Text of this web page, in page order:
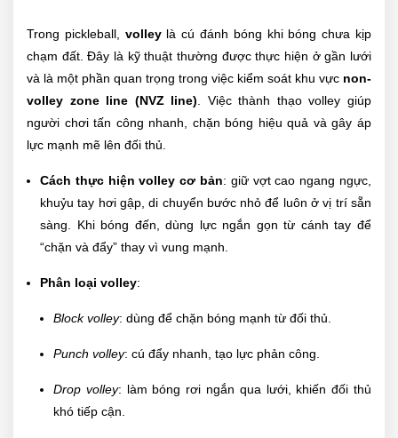
Trong pickleball, volleylà cú đánh bóng khi bóng chưa kịp
chạm đất. Đây là kỹ thuật thường được thực hiện ở gần lưới
và là một phần quan trọng trong việc kiểm soát khu vực non-
volley zone line (NVZ line) . Việc thành thạo volley giúp
người chơi tấn công nhanh, chặn bóng hiệu quả và gây áp
lực mạnh mẽ lên đối thủ.
Cách thực hiện volley cơ bản: giữ vợt cao ngang ngực,
khuỷu tay hơi gập, di chuyển bước nhỏ để luôn ở vị trí sẵn
sàng. Khi bóng đến, dùng lực ngắn gọn từ cánh tay để
“chặn và đẩy” thay vì vung mạnh.
Phân loại volley:
Block volley: dùng để chặn bóng mạnh từ đối thủ.
Punch volley: cú đẩy nhanh, tạo lực phản công.
Drop volley: làm bóng rơi ngắn qua lưới, khiến đối thủ
khó tiếp cận.